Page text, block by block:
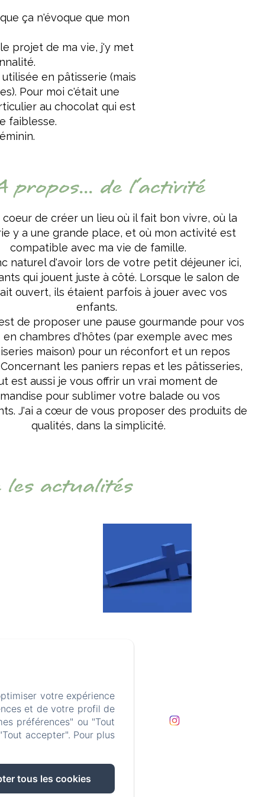
ça n'évoque que mon
projet de ma vie, j'y met
en pâtisserie (mais
Pour moi c'était une
au chocolat qui est
faiblesse.
propos... de l'activité
coeur de créer un lieu où il fait bon vivre, où la
y a une grande place, et où mon activité est
compatible avec ma vie de famille.
naturel d'avoir lors de votre petit déjeuner ici,
qui jouent juste à côté. Lorsque le salon de
ouvert, ils étaient parfois à jouer avec vos
enfants.
de proposer une pause gourmande pour vos
en chambres d'hôtes (par exemple avec mes
maison) pour un réconfort et un repos
les paniers repas et les pâtisseries,
est aussi je vous offrir un vrai moment de
pour sublimer votre balade ou vos
J'ai a cœur de vous proposer des produits de
qualités, dans la simplicité.
les actualités
Contact
votre expérience
et de votre profil de
préférences" ou "Tout
accepter". Pour plus
tous les cookies